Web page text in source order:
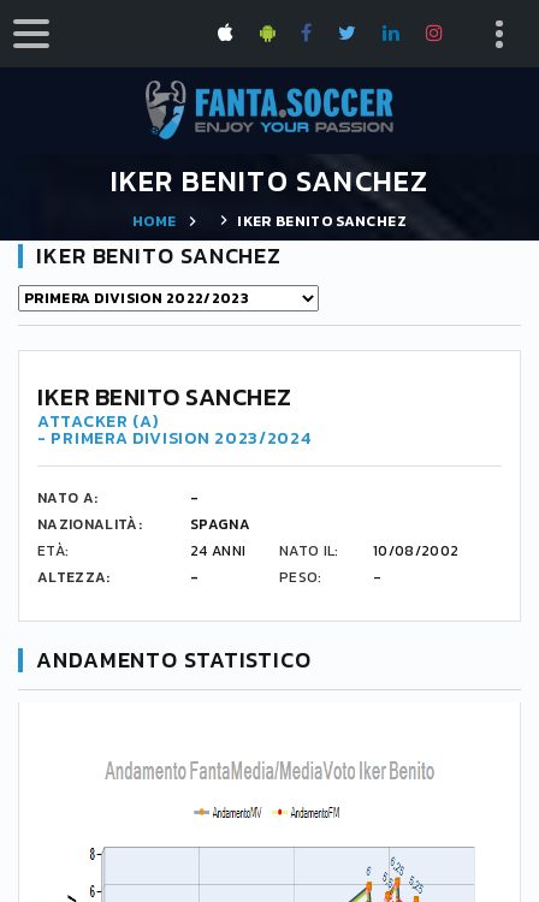
IKER BENITO SANCHEZ
HOME IKER BENITO SANCHEZ
IKER BENITO SANCHEZ
IKER BENITO SANCHEZ
ATTACKER (A)
- PRIMERA DIVISION 2023/2024
NATO A:
-
NAZIONALITÀ:
SPAGNA
ETÀ:
24 ANNI NATO IL:
10/08/2002
ALTEZZA:
- PESO: -
ANDAMENTO STATISTICO